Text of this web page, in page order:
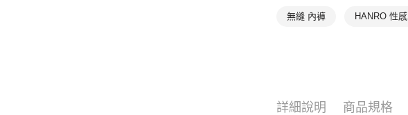
無縫 內褲 HANRO 性感
詳細說明 商品規格